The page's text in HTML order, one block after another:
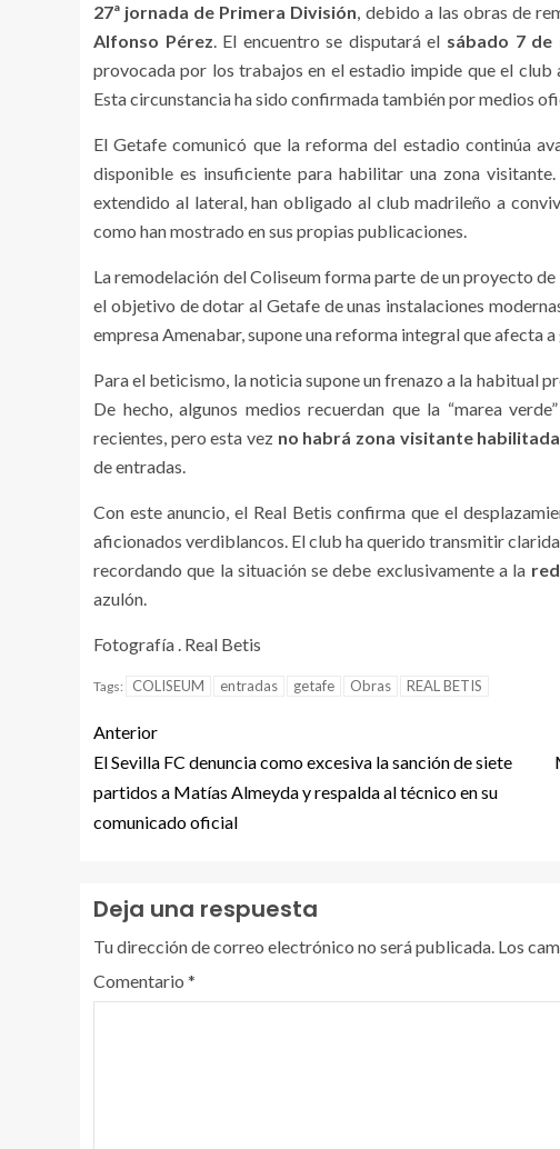
27ª jornada de Primera División, debido a las obras de
Alfonso Pérez. El encuentro se disputará el sábado 7 de
provocada por los trabajos en el estadio impide que el
Esta circunstancia ha sido confirmada también por medios
El Getafe comunicó que la reforma del estadio continúa
disponible es insuficiente para habilitar una zona
extendido al lateral, han obligado al club madrileño a
como han mostrado en sus propias publicaciones.
La remodelación del Coliseum forma parte de un proyecto
el objetivo de dotar al Getafe de unas instalaciones
empresa Amenabar, supone una reforma integral que afecta
Para el beticismo, la noticia supone un frenazo a la habitual
De hecho, algunos medios recuerdan que la “marea
recientes, pero esta vez no habrá zona visitante habilitada
de entradas.
Con este anuncio, el Real Betis confirma que el
aficionados verdiblancos. El club ha querido transmitir
recordando que la situación se debe exclusivamente a la
azulón.
Fotografía . Real Betis
Tags: COLISEUM entradas getafe Obras REAL BETIS
Anterior
El Sevilla FC denuncia como excesiva la sanción de siete
partidos a Matías Almeyda y respalda al técnico en su
comunicado oficial
Deja una respuesta
Tu dirección de correo electrónico no será publicada. Los
Comentario *